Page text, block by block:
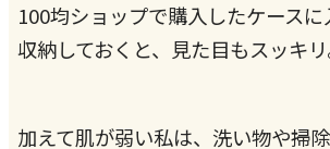
100均ショップで購入したケースに
収納しておくと、見た目もスッキリ
加えて肌が弱い私は、洗い物や掃